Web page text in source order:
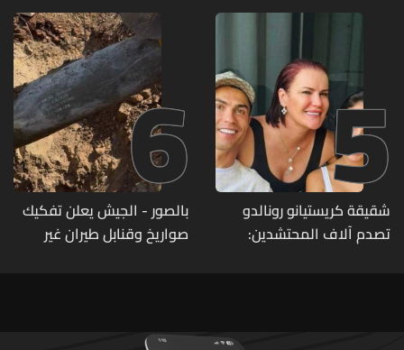
5
شقيقة كريستيانو رونالدو
تصدم آلاف المحتشدين:
6
بالصور - الجيش يعلن تفكيك
صواريخ وقنابل طيران غير